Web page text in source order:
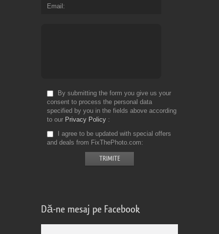
Email
By submitting the form you give us your
consent to process the personal data
specified by you in the fields above according
to our Privacy Policy
I agree to be updated with special offers
and deals from FixThePhoto.com
Dă-ne mesaj pe Facebook